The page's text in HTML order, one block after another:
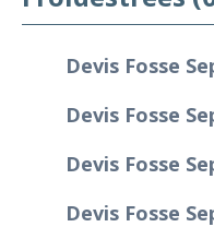
Devis Fosse
Devis Fosse
Devis Fosse
Devis Fosse